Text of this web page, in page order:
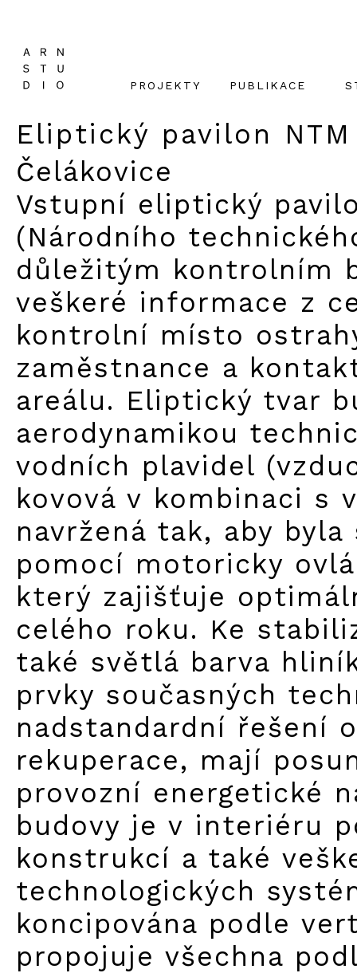
Eliptický pavilon NTM
Čelákovice
Vstupní eliptický
(Národního
důležitým kontrolním
veškeré informace z
kontrolní místo
zaměstnance a
areálu. Eliptický tvar
aerodynamikou
vodních plavidel
kovová v kombinaci s
navržená tak, aby
pomocí motoricky
který zajišťuje
celého roku. Ke
také světlá barva
prvky současných
nadstandardní řešení
rekuperace, mají
provozní energetické
budovy je v interiéru
konstrukcí a také
technologických
koncipována podle
propojuje všechna
PROJEKTY PUBLIKACE